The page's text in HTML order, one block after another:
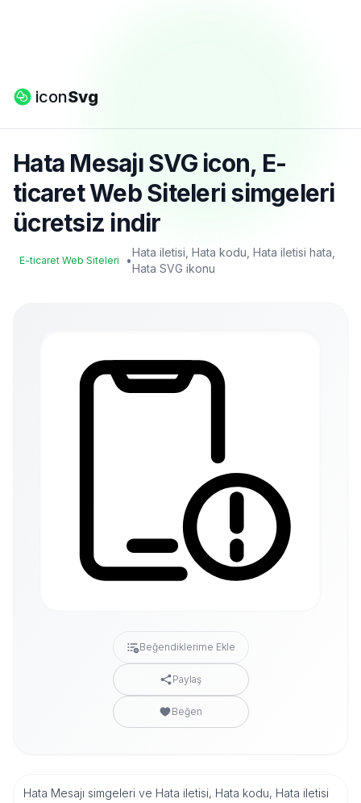
iconSvg
Hata Mesajı SVG icon, E-
ticaret Web Siteleri simgeleri
ücretsiz indir
E-ticaret Web Siteleri •
Hata iletisi, Hata kodu, Hata iletisi hata,
Hata SVG ikonu
Beğendiklerime Ekle
Paylaş
Beğen
Hata Mesajı simgeleri ve Hata iletisi, Hata kodu, Hata iletisi